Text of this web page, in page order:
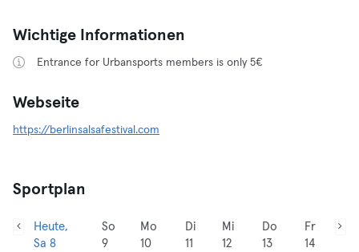
Wichtige Informationen
Entrance for Urbansports members is only 5€
Webseite
https://berlinsalsafestival.com
Sportplan
Heute,
Sa 8
So
9
Mo
10
Di
11
Mi
12
Do
13
Fr
14